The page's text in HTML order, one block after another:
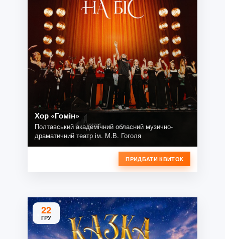
Хор «Гомін»
Полтавський академічний обласний музично-
драматичний театр ім. М.В. Гоголя
ПРИДБАТИ КВИТОК
22
ГРУ